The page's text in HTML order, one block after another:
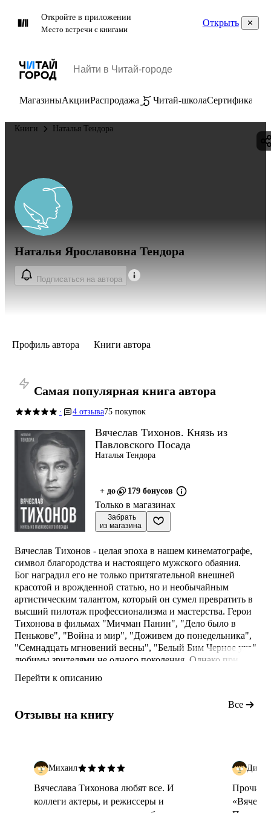
Откройте в приложении
Место встречи с книгами
Открыть
МагазиныАкцииРаспродажа Читай-школаСертификаты
Книги Наталья Тендора
Наталья Ярославовна Тендора
Подписаться на автора
Профиль автора Книги автора
Самая популярная книга автора
· 4 отзыва75 покупок
Вячеслав Тихонов. Князь из
Павловского Посада
Наталья Тендора
+ до 179 бонусов
Только в магазинах
Забрать
из магазина
Вячеслав Тихонов - целая эпоха в нашем кинематографе,
символ благородства и настоящего мужского обаяния.
Бог наградил его не только притягательной внешней
красотой и врожденной статью, но и необычайным
артистическим талантом, который он сумел превратить в
высший пилотаж профессионализма и мастерства. Герои
Тихонова в фильмах "Мичман Панин", "Дело было в
Пенькове", "Война и мир", "Доживем до понедельника",
"Семнадцать мгновений весны", "Белый Бим Черное ухо"
любимы зрителями не одного поколения. Однако при
жизни, сам Вячеслав Васильевич так и остался для
Перейти к описанию
Отзывы на книгу
Все
Михаил
Вячеслава Тихонова любят все. И
коллеги актеры, и режиссеры и